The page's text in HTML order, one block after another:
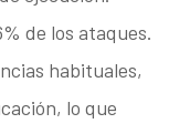
de los ataques.
habituales,
lo que